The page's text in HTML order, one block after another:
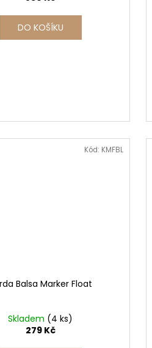
DO KOŠÍKU
Balsa Marker Float
Skladem (4 ks)
279 Kč
Kód: KMFBL